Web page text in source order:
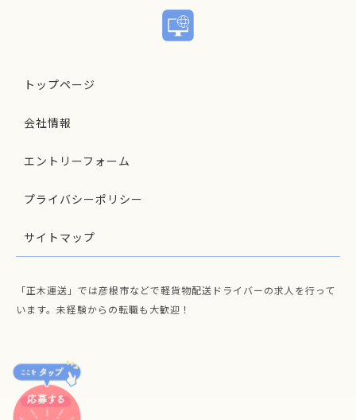
トップページ
会社情報
エントリーフォーム
プライバシーポリシー
サイトマップ
「正木運送」では彦根市などで軽貨物配送ドライバーの求人を行って
います。未経験からの転職も大歓迎！